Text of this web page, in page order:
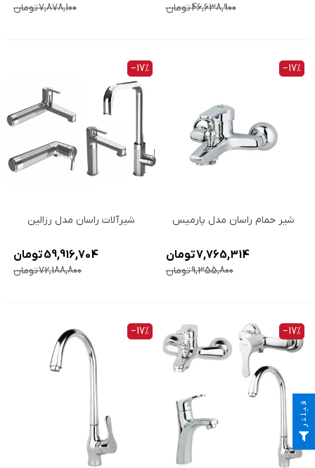
46,638,900 تومان 7,878,100 تومان
‎−17%
شیر حمام راسان مدل پارمیس
7,765,314 تومان
9,355,800 تومان
‎−17%
شیرآلات راسان مدل رزالین
59,916,704 تومان
72,188,800 تومان
‎−17%
‎−17%
فیلتر